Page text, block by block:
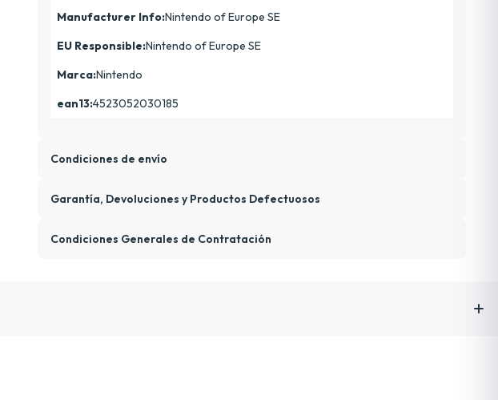
Manufacturer Info:Nintendo of Europe SE
EU Responsible:Nintendo of Europe SE
Marca:Nintendo
ean13:4523052030185
Condiciones de envío
Garantía, Devoluciones y Productos Defectuosos
Condiciones Generales de Contratación